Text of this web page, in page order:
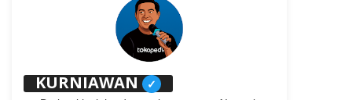
KURNIAWAN ✓